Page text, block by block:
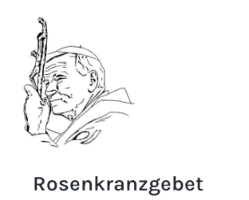
Rosenkranzgebet